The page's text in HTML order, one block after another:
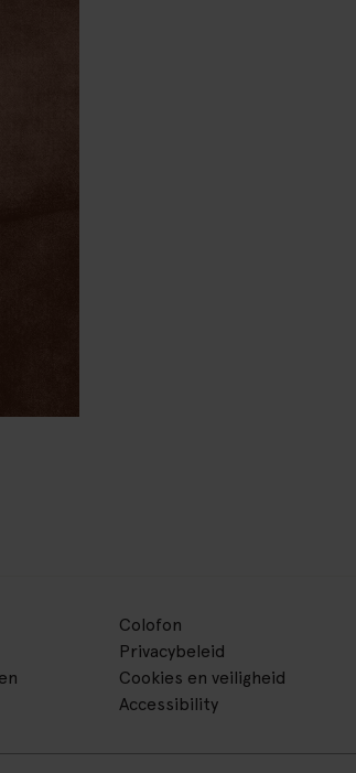
Colofon
Privacybeleid
Cookies en veiligheid
Accessibility